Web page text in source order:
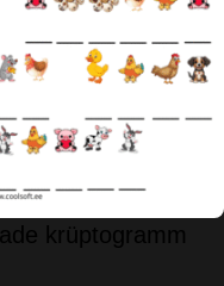
krüptogramm